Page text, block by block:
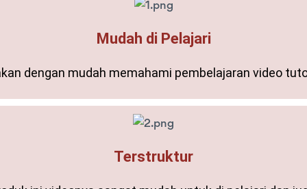
Mudah di Pelajari
dengan mudah memahami pembelajaran video
Terstruktur